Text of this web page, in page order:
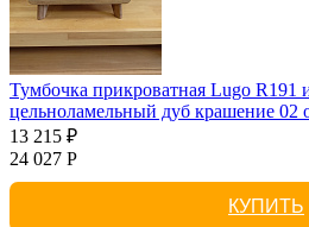
Тумбочка прикроватная Lugo R191
цельноламельный дуб крашение 02
13 215 ₽
24 027 Р
КУПИТЬ